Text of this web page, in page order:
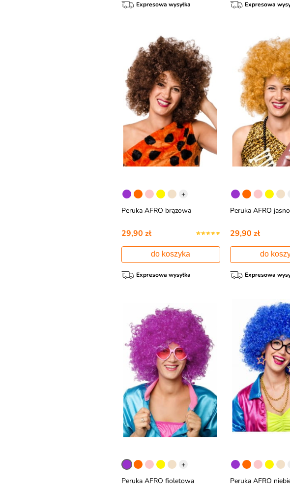
Expresowa wysyłka Expresowa
+
Peruka AFRO brązowa
29,90 zł
do koszyka
Expresowa wysyłka
Peruka AFRO
29,90 zł
do
Expresowa
+
Peruka AFRO fioletowa
Peruka AFRO